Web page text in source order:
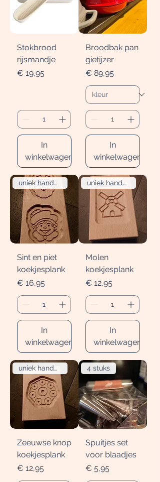
Stokbrood
rijsmandje
Prijs
€ 19,95
In
winkelwagen
Broodbak pan
gietijzer
Prijs
€ 89,95
In
winkelwagen
uniek handgemaakt
Sint en piet
koekjesplank
Prijs
€ 16,95
In
winkelwagen
uniek handgemaakt
Molen
koekjesplank
Prijs
€ 12,95
In
winkelwagen
uniek handgemaakt
Zeeuwse knop
koekjesplank
Prijs
€ 12,95
4 stuks
Spuitjes set
voor blaadjes
Prijs
€ 5,95